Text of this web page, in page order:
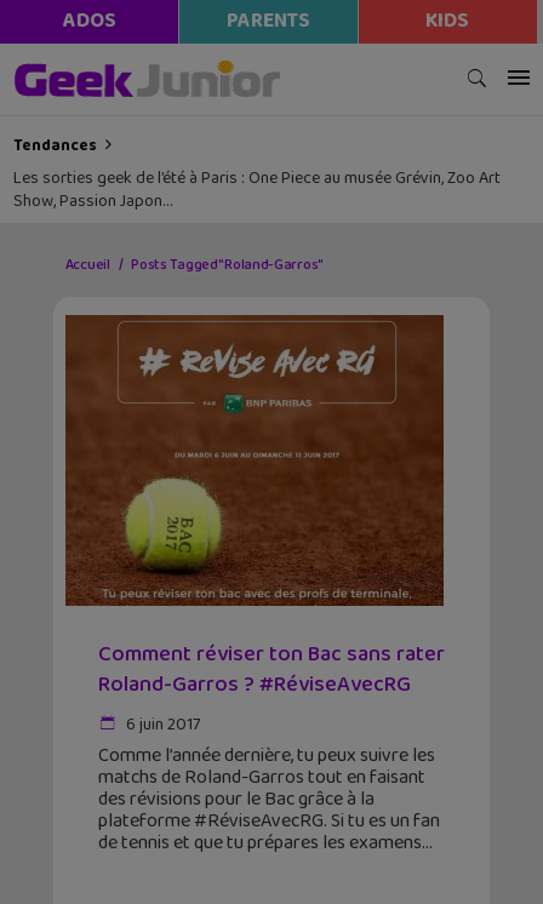
ADOS PARENTS KIDS
Tendances
Les sorties geek de l’été à Paris : One Piece au musée Grévin, Zoo Art
Show, Passion Japon…
Accueil Posts Tagged "Roland-Garros"
Comment réviser ton Bac sans rater
Roland-Garros ? #RéviseAvecRG
6 juin 2017
Comme l’année dernière, tu peux suivre les
matchs de Roland-Garros tout en faisant
des révisions pour le Bac grâce à la
plateforme #RéviseAvecRG. Si tu es un fan
de tennis et que tu prépares les examens